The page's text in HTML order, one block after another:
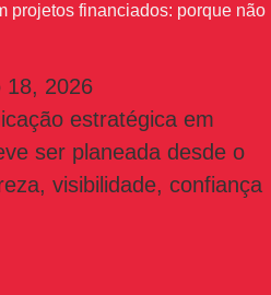
projetos financiados: porque não
18, 2026
estratégica em
ser planeada desde o
visibilidade, confiança